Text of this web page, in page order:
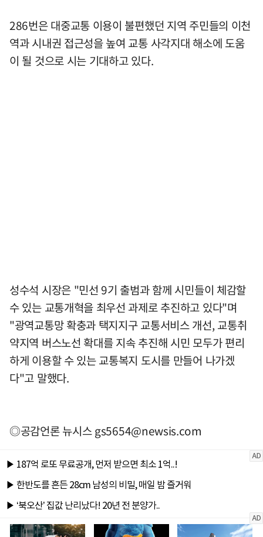
286번은 대중교통 이용이 불편했던 지역 주민들의 이천
역과 시내권 접근성을 높여 교통 사각지대 해소에 도움
이 될 것으로 시는 기대하고 있다.
성수석 시장은 "민선 9기 출범과 함께 시민들이 체감할
수 있는 교통개혁을 최우선 과제로 추진하고 있다"며
"광역교통망 확충과 택지지구 교통서비스 개선, 교통취
약지역 버스노선 확대를 지속 추진해 시민 모두가 편리
하게 이용할 수 있는 교통복지 도시를 만들어 나가겠
다"고 말했다.
◎공감언론 뉴시스gs5654@newsis.com